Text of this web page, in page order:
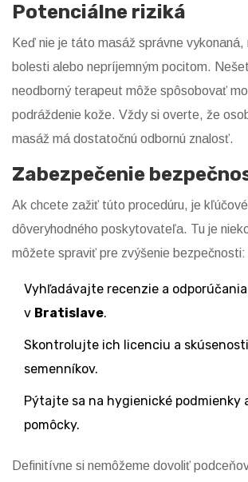
Potenciálne riziká
Keď nie je táto masáž správne vykonaná,
bolesti alebo nepríjemným pocitom.
neodborný terapeut môže spôsobovať
podráždenie kože. Vždy si overte, že
masáž má dostatočnú odbornú znalosť.
Zabezpečenie
Ak chcete zažiť túto procedúru, je
dôveryhodného poskytovateľa. Tu je
môžete spraviť pre zvýšenie bezpečnosti:
Vyhľadávajte recenzie a
v Bratislave.
Skontrolujte ich licenciu a
semenníkov.
Pýtajte sa na hygienické podmienky
pomôcky.
Definitívne si nemôžeme dovoliť